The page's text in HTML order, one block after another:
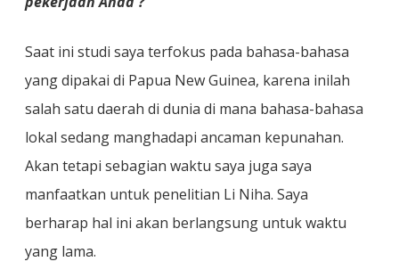
Saat ini studi saya terfokus pada bahasa-bahasa
yang dipakai di Papua New Guinea, karena inilah
salah satu daerah di dunia di mana bahasa-bahasa
lokal sedang manghadapi ancaman kepunahan.
Akan tetapi sebagian waktu saya juga saya
manfaatkan untuk penelitian Li Niha. Saya
berharap hal ini akan berlangsung untuk waktu
yang lama.